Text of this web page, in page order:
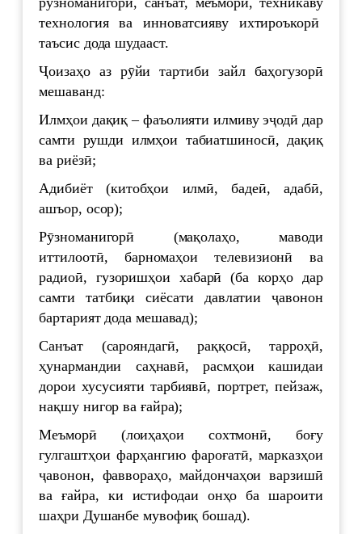
технология ва инноватсияву ихтироъкорӣ
таъсис дода шудааст.
Ҷоизаҳо аз рӯйи тартиби зайл баҳогузорӣ
мешаванд:
Илмҳои дақиқ – фаъолияти илмиву эҷодӣ дар
самти рушди илмҳои табиатшиносӣ, дақиқ
ва риёзӣ;
Адибиёт (китобҳои илмӣ, бадеӣ, адабӣ,
ашъор, осор);
Рӯзноманигорӣ (мақолаҳо, маводи
иттилоотӣ, барномаҳои телевизионӣ ва
радиоӣ, гузоришҳои хабарӣ (ба корҳо дар
самти татбиқи сиёсати давлатии ҷавонон
бартарият дода мешавад);
Санъат (сарояндагӣ, раққосӣ, тарроҳӣ,
ҳунармандии саҳнавӣ, расмҳои кашидаи
дорои хусусияти тарбиявӣ, портрет, пейзаж,
нақшу нигор ва ғайра);
Меъморӣ (лоиҳаҳои сохтмонӣ, боғу
гулгаштҳои фарҳангию фароғатӣ, марказҳои
ҷавонон, фаввораҳо, майдончаҳои варзишӣ
ва ғайра, ки истифодаи онҳо ба шароити
шаҳри Душанбе мувофиқ бошад).